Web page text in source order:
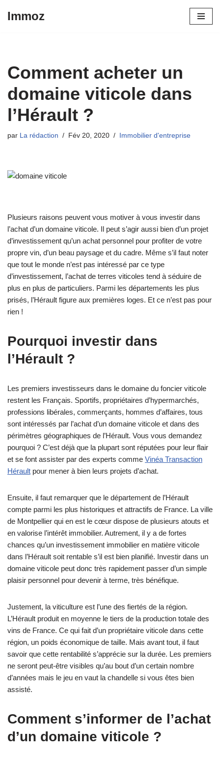
Immoz
Comment acheter un
domaine viticole dans
l’Hérault ?
par La rédaction Fév 20, 2020 Immobilier d'entreprise
Plusieurs raisons peuvent vous motiver à vous investir dans
l’achat d’un domaine viticole. Il peut s’agir aussi bien d’un projet
d’investissement qu’un achat personnel pour profiter de votre
propre vin, d’un beau paysage et du cadre. Même s’il faut noter
que tout le monde n’est pas intéressé par ce type
d’investissement, l’achat de terres viticoles tend à séduire de
plus en plus de particuliers. Parmi les départements les plus
prisés, l’Hérault figure aux premières loges. Et ce n’est pas pour
rien !
Pourquoi investir dans
l’Hérault ?
Les premiers investisseurs dans le domaine du foncier viticole
restent les Français. Sportifs, propriétaires d’hypermarchés,
professions libérales, commerçants, hommes d’affaires, tous
sont intéressés par l’achat d’un domaine viticole et dans des
périmètres géographiques de l’Hérault. Vous vous demandez
pourquoi ? C’est déjà que la plupart sont réputées pour leur flair
et se font assister par des experts comme Vinéa Transaction
Hérault pour mener à bien leurs projets d’achat.
Ensuite, il faut remarquer que le département de l’Hérault
compte parmi les plus historiques et attractifs de France. La ville
de Montpellier qui en est le cœur dispose de plusieurs atouts et
en valorise l’intérêt immobilier. Autrement, il y a de fortes
chances qu’un investissement immobilier en matière viticole
dans l’Hérault soit rentable s’il est bien planifié. Investir dans un
domaine viticole peut donc très rapidement passer d’un simple
plaisir personnel pour devenir à terme, très bénéfique.
Justement, la viticulture est l’une des fiertés de la région.
L’Hérault produit en moyenne le tiers de la production totale des
vins de France. Ce qui fait d’un propriétaire viticole dans cette
région, un poids économique de taille. Mais avant tout, il faut
savoir que cette rentabilité s’apprécie sur la durée. Les premiers
ne seront peut-être visibles qu’au bout d’un certain nombre
d’années mais le jeu en vaut la chandelle si vous êtes bien
assisté.
Comment s’informer de l’achat
d’un domaine viticole ?